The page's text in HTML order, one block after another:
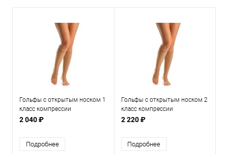
Гольфы с открытым носком 1
класс компрессии
2 040 ₽
Подробнее
Гольфы с открытым носком 2
класс компрессии
2 220 ₽
Подробнее